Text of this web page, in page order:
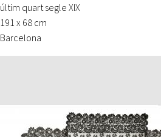
últim quart segle XIX
191 x 68 cm
Barcelona